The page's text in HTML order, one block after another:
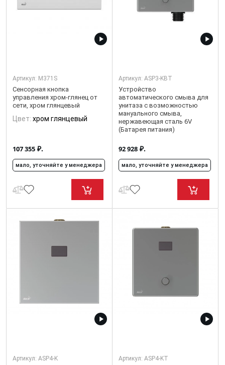
Артикул: M371S
Сенсорная кнопка
управления хром-глянец от
сети, хром глянцевый
Цвет: хром глянцевый
107 355 ₽.
мало, уточняйте у менеджера
Артикул: ASP3-KBT
Устройство
автоматического смыва для
унитаза с возможностью
мануального смыва,
нержавеющая сталь 6V
(Батарея питания)
92 928 ₽.
мало, уточняйте у менеджера
Артикул: ASP4-K Артикул: ASP4-KT